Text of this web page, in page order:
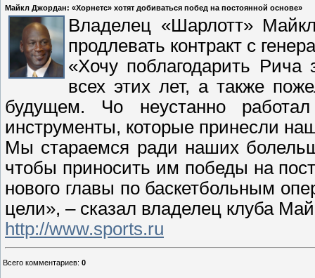
Майкл Джордан: «Хорнетс» хотят добиваться побед на постоянной основе»
Владелец «Шарлотт»
продлевать контракт с
«Хочу поблагодарить
всех этих лет, а также
будущем. Чо неустанно
инструменты, которые принесли
Мы стараемся ради наших
чтобы приносить им победы на
нового главы по баскетбольным
цели», – сказал владелец клуба
http://www.sports.ru
Всего комментариев: 0